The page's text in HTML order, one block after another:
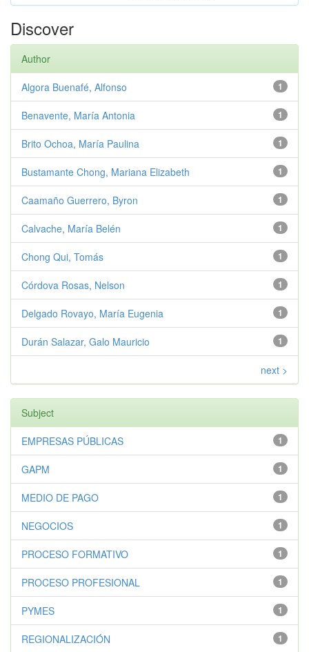
Discover
Author
1
Algora Buenafé, Alfonso
1
Benavente, María Antonia
1
Brito Ochoa, María Paulina
1
Bustamante Chong, Mariana Elizabeth
1
Caamaño Guerrero, Byron
1
Calvache, María Belén
1
Chong Qui, Tomás
1
Córdova Rosas, Nelson
1
Delgado Rovayo, María Eugenia
1
Durán Salazar, Galo Mauricio
next >
Subject
1
EMPRESAS PÚBLICAS
1
GAPM
1
MEDIO DE PAGO
1
NEGOCIOS
1
PROCESO FORMATIVO
1
PROCESO PROFESIONAL
1
PYMES
1
REGIONALIZACIÓN